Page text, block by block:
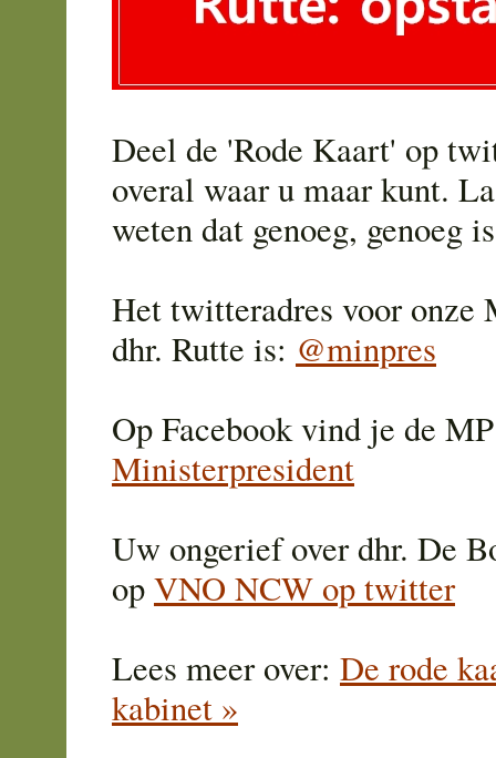
Deel de 'Rode Kaart' op
overal waar u maar kunt.
weten dat genoeg, genoeg
Het twitteradres voor onze
dhr. Rutte is: @minpres
Op Facebook vind je de
Ministerpresident
Uw ongerief over dhr. De
opVNO NCW op twitter
Lees meer over: De rode
kabinet »